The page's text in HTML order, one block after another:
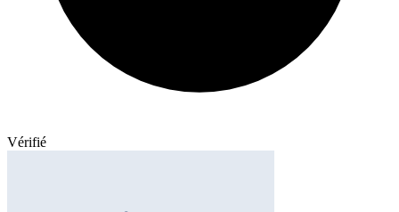
Vérifié